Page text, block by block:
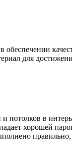
для
в
хорошей